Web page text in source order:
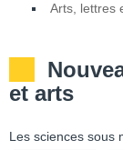
Arts, lettres
et arts
Les sciences sous